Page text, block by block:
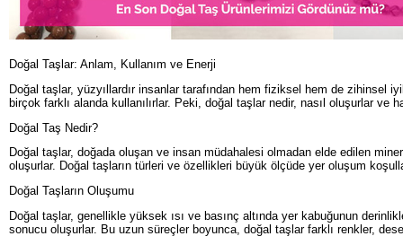
Doğal Taşlar: Anlam, Kullanım ve Enerji
Doğal taşlar, yüzyıllardır insanlar tarafından hem fiziksel hem de zihinsel
birçok farklı alanda kullanılırlar. Peki, doğal taşlar nedir, nasıl oluşurlar ve
Doğal Taş Nedir?
Doğal taşlar, doğada oluşan ve insan müdahalesi olmadan elde edilen
oluşurlar. Doğal taşların türleri ve özellikleri büyük ölçüde yer oluşum
Doğal Taşların Oluşumu
Doğal taşlar, genellikle yüksek ısı ve basınç altında yer kabuğunun
sonucu oluşurlar. Bu uzun süreçler boyunca, doğal taşlar farklı renkler,